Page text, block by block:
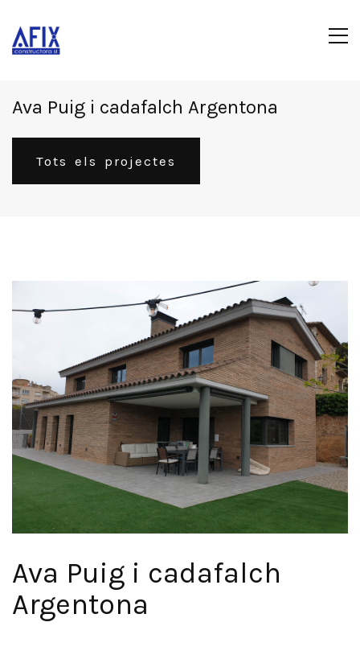
Ava Puig i cadafalch Argentona
Tots els projectes
Ava Puig i cadafalch
Argentona